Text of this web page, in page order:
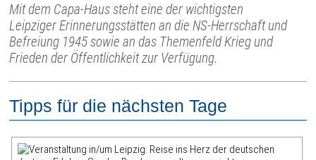
Mit dem Capa-Haus steht eine der wichtigsten
Leipziger Erinnerungsstätten an die NS-Herrschaft und
Befreiung 1945 sowie an das Themenfeld Krieg und
Frieden der Öffentlichkeit zur Verfügung.
Tipps für die nächsten Tage